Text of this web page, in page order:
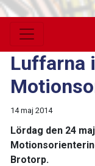
Luffarna
14 maj 2014
Lördag den 24
Brotorp.